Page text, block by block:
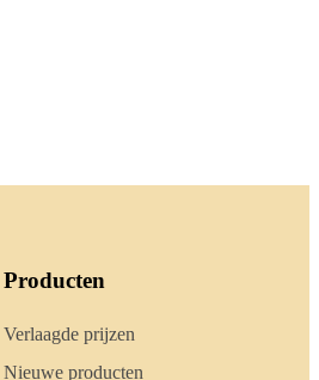
Producten
Verlaagde prijzen
Nieuwe producten